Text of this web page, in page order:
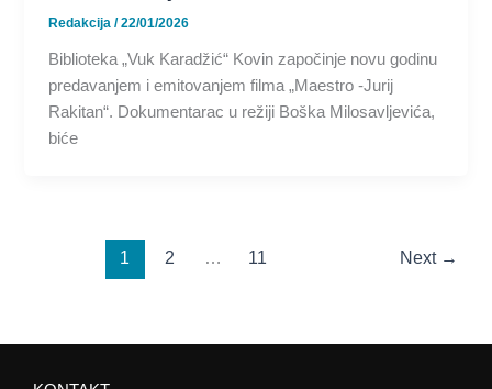
Redakcija/22/01/2026
Biblioteka „Vuk Karadžić“ Kovin započinje novu godinu
predavanjem i emitovanjem filma „Maestro -Jurij
Rakitan“. Dokumentarac u režiji Boška Milosavljevića,
biće
1 2 … 11 Next →